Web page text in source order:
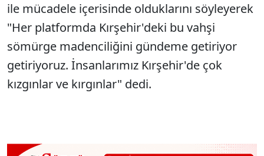
ile mücadele içerisinde olduklarını söyleyerek
"Her platformda Kırşehir'deki bu vahşi
sömürge madenciliğini gündeme getiriyor
getiriyoruz. İnsanlarımız Kırşehir'de çok
kızgınlar ve kırgınlar" dedi.